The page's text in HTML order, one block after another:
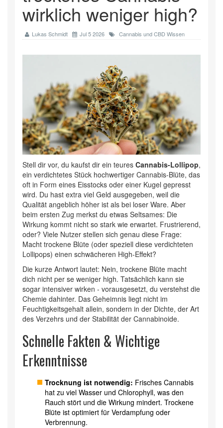
wirklich weniger high?
Lukas Schmidt Jul 5 2026 Cannabis und CBD Wissen
Stell dir vor, du kaufst dir ein teures Cannabis-Lollipop,
ein verdichtetes Stück hochwertiger Cannabis-Blüte, das
oft in Form eines Eisstocks oder einer Kugel gepresst
wird. Du hast extra viel Geld ausgegeben, weil die
Qualität angeblich höher ist als bei loser Ware. Aber
beim ersten Zug merkst du etwas Seltsames: Die
Wirkung kommt nicht so stark wie erwartet. Frustrierend,
oder? Viele Nutzer stellen sich genau diese Frage:
Macht trockene Blüte (oder speziell diese verdichteten
Lollipops) einen schwächeren High-Effekt?
Die kurze Antwort lautet: Nein, trockene Blüte macht
dich nicht per se weniger high. Tatsächlich kann sie
sogar intensiver wirken - vorausgesetzt, du verstehst die
Chemie dahinter. Das Geheimnis liegt nicht im
Feuchtigkeitsgehalt allein, sondern in der Dichte, der Art
des Verzehrs und der Stabilität der Cannabinoide.
Schnelle Fakten & Wichtige
Erkenntnisse
Trocknung ist notwendig: Frisches Cannabis
hat zu viel Wasser und Chlorophyll, was den
Rauch stört und die Wirkung mindert. Trockene
Blüte ist optimiert für Verdampfung oder
Verbrennung.